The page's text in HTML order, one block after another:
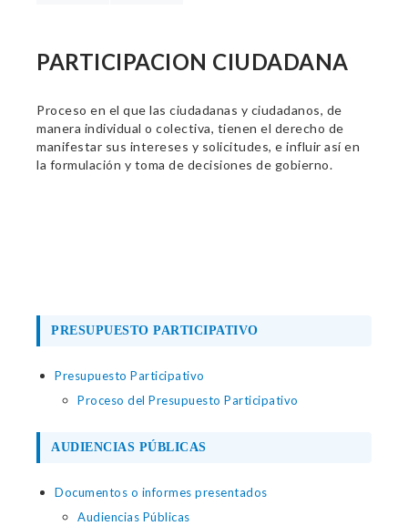
PARTICIPACION CIUDADANA
Proceso en el que las ciudadanas y ciudadanos, de
manera individual o colectiva, tienen el derecho de
manifestar sus intereses y solicitudes, e influir así en
la formulación y toma de decisiones de gobierno.
PRESUPUESTO PARTICIPATIVO
Presupuesto Participativo
Proceso del Presupuesto Participativo
AUDIENCIAS PÚBLICAS
Documentos o informes presentados
Audiencias Públicas